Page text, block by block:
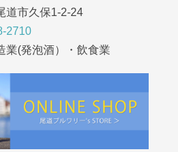
久保1-2-24
2710
(発泡酒）・飲食業